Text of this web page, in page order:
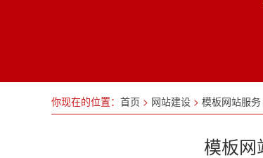
你现在的位置： 首页 > 网站建设 > 模板网站服务
模板网